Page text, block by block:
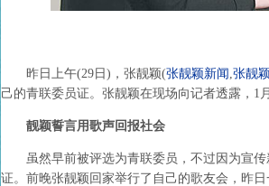
昨日上午(29日)，张靓颖(张靓颖新闻 ,张靓
己的青联委员证。张靓颖在现场向记者透露
靓颖誓言用歌声回报社会
虽然早前被评选为青联委员，不过因为宣传
证。前晚张靓颖回家举行了自己的歌友会，昨